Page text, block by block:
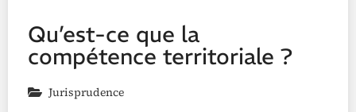
Qu’est-ce que la
compétence territoriale ?
Jurisprudence